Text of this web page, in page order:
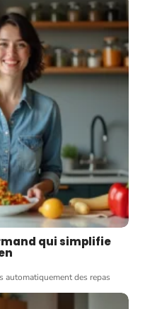
qui simplifie
des repas